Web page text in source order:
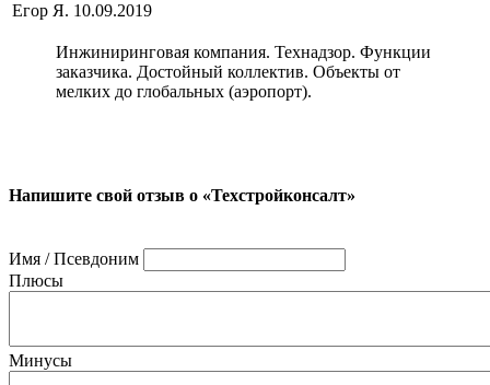
Егор Я. 10.09.2019
Инжиниринговая компания. Технадзор. Функции
заказчика. Достойный коллектив. Объекты от
мелких до глобальных (аэропорт).
Напишите свой отзыв о «Техстройконсалт»
Имя / Псевдоним
Плюсы
Минусы